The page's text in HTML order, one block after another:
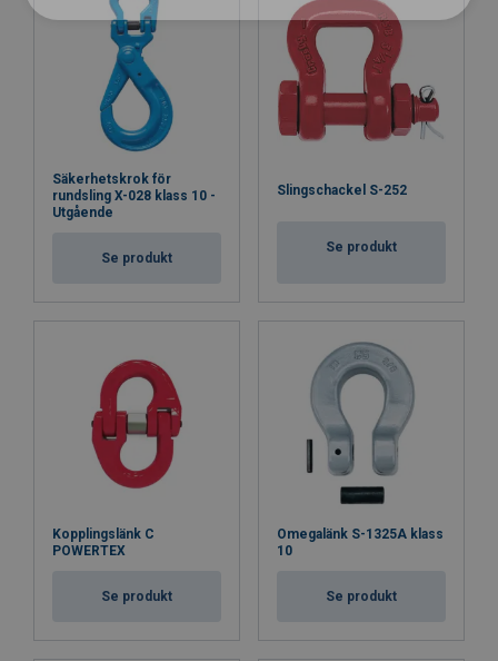
Säkerhetskrok för
rundsling X-028 klass 10 -
Utgående
Se produkt
Slingschackel S-252
Se produkt
Kopplingslänk C
POWERTEX
Se produkt
Omegalänk S-1325A klass
10
Se produkt